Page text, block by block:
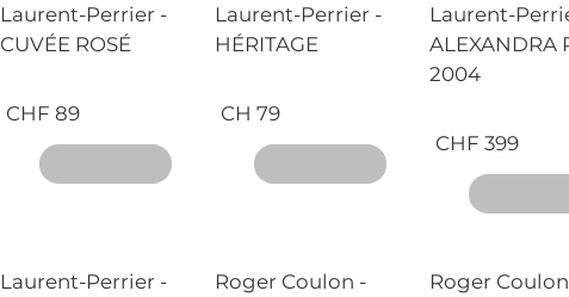
Laurent-Perrier -
CUVÉE ROSÉ
CHF 89
Laurent-Perrier -
HÉRITAGE
CH 79
Laurent-
ALEXANDRA
2004
CHF 399
Laurent-Perrier -
Roger Coulon -
Roger